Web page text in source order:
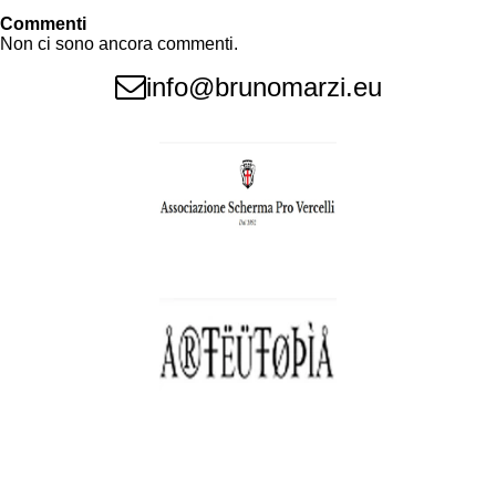
Commenti
Non ci sono ancora commenti.
info@brunomarzi.eu